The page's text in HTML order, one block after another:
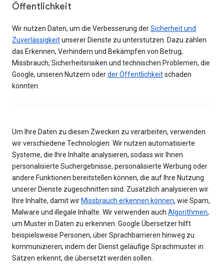
Öffentlichkeit
Wir nutzen Daten, um die Verbesserung derSicherheit und
Zuverlässigkeitunserer Dienste zu unterstützen. Dazu zählen
das Erkennen, Verhindern und Bekämpfen von Betrug,
Missbrauch, Sicherheitsrisiken und technischen Problemen, die
Google, unseren Nutzern oderder Öffentlichkeitschaden
könnten.
Um Ihre Daten zu diesen Zwecken zu verarbeiten, verwenden
wir verschiedene Technologien. Wir nutzen automatisierte
Systeme, die Ihre Inhalte analysieren, sodass wir Ihnen
personalisierte Suchergebnisse, personalisierte Werbung oder
andere Funktionen bereitstellen können, die auf Ihre Nutzung
unserer Dienste zugeschnitten sind. Zusätzlich analysieren wir
Ihre Inhalte, damit wir Missbrauch erkennen können, wie Spam,
Malware und illegale Inhalte. Wir verwenden auch Algorithmen,
um Muster in Daten zu erkennen. Google Übersetzer hilft
beispielsweise Personen, über Sprachbarrieren hinweg zu
kommunizieren, indem der Dienst geläufige Sprachmuster in
Sätzen erkennt, die übersetzt werden sollen.